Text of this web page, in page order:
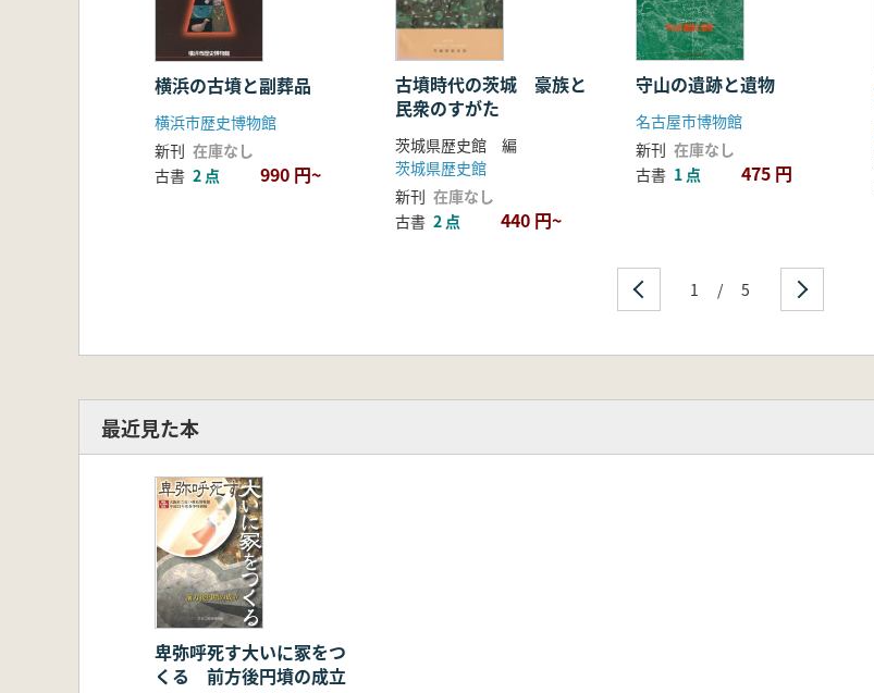
横浜の古墳と副葬品
横浜市歴史博物館
新刊 在庫なし
古書 2 点 990 円~
古墳時代の茨城 豪族と
民衆のすがた
茨城県歴史館 編
茨城県歴史館
新刊 在庫なし
古書 2 点 440 円~
守山の遺跡と遺物
名古屋市博物館
新刊 在庫なし
古書 1 点 475 円
1 / 5
最近見た本
卑弥呼死す大いに冢をつ
くる 前方後円墳の成立